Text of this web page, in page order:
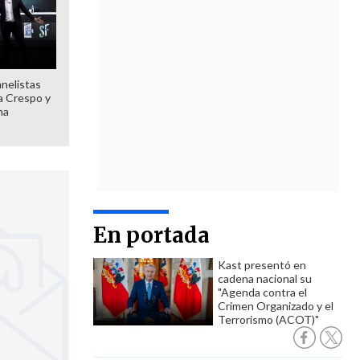
En portada
Kast presentó en
cadena nacional su
"Agenda contra el
Crimen Organizado y el
Terrorismo (ACOT)"
Crespo y